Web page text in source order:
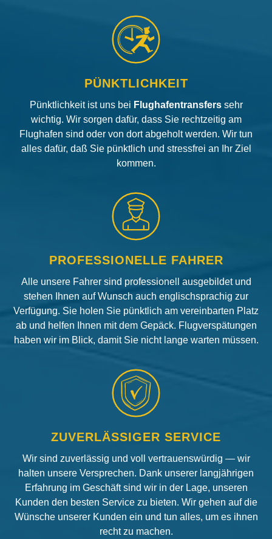
PÜNKTLICHKEIT
Pünktlichkeit ist uns bei Flughafentransfers sehr
wichtig. Wir sorgen dafür, dass Sie rechtzeitig am
Flughafen sind oder von dort abgeholt werden. Wir tun
alles dafür, daß Sie pünktlich und stressfrei an Ihr Ziel
kommen.
PROFESSIONELLE FAHRER
Alle unsere Fahrer sind professionell ausgebildet und
stehen Ihnen auf Wunsch auch englischsprachig zur
Verfügung. Sie holen Sie pünktlich am vereinbarten Platz
ab und helfen Ihnen mit dem Gepäck. Flugverspätungen
haben wir im Blick, damit Sie nicht lange warten müssen.
ZUVERLÄSSIGER SERVICE
Wir sind zuverlässig und voll vertrauenswürdig — wir
halten unsere Versprechen. Dank unserer langjährigen
Erfahrung im Geschäft sind wir in der Lage, unseren
Kunden den besten Service zu bieten. Wir gehen auf die
Wünsche unserer Kunden ein und tun alles, um es ihnen
recht zu machen.